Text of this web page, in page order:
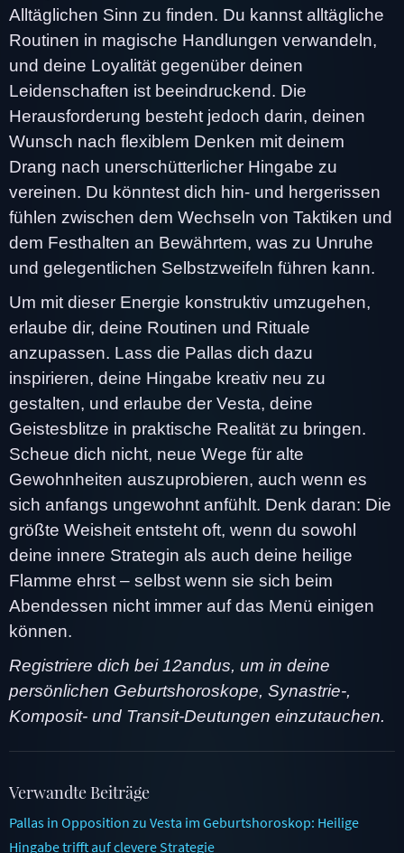
Alltäglichen Sinn zu finden. Du kannst alltägliche
Routinen in magische Handlungen verwandeln,
und deine Loyalität gegenüber deinen
Leidenschaften ist beeindruckend. Die
Herausforderung besteht jedoch darin, deinen
Wunsch nach flexiblem Denken mit deinem
Drang nach unerschütterlicher Hingabe zu
vereinen. Du könntest dich hin- und hergerissen
fühlen zwischen dem Wechseln von Taktiken und
dem Festhalten an Bewährtem, was zu Unruhe
und gelegentlichen Selbstzweifeln führen kann.
Um mit dieser Energie konstruktiv umzugehen,
erlaube dir, deine Routinen und Rituale
anzupassen. Lass die Pallas dich dazu
inspirieren, deine Hingabe kreativ neu zu
gestalten, und erlaube der Vesta, deine
Geistesblitze in praktische Realität zu bringen.
Scheue dich nicht, neue Wege für alte
Gewohnheiten auszuprobieren, auch wenn es
sich anfangs ungewohnt anfühlt. Denk daran: Die
größte Weisheit entsteht oft, wenn du sowohl
deine innere Strategin als auch deine heilige
Flamme ehrst – selbst wenn sie sich beim
Abendessen nicht immer auf das Menü einigen
können.
Registriere dich bei 12andus, um in deine
persönlichen Geburtshoroskope, Synastrie-,
Komposit- und Transit-Deutungen einzutauchen.
Verwandte Beiträge
Pallas in Opposition zu Vesta im Geburtshoroskop: Heilige
Hingabe trifft auf clevere Strategie